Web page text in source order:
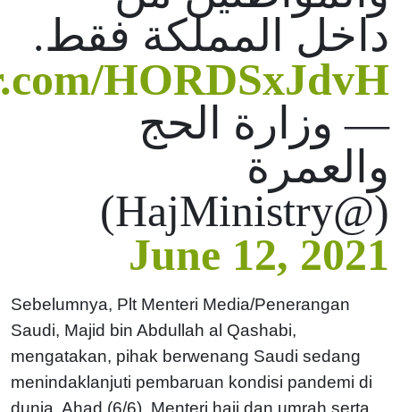
داخل المملكة فقط.
HORDSxJdvH
— وزارة الحج
والعمرة
(@HajMinistry)
June 12, 2021
Sebelumnya, Plt Menteri Media/Penerangan
Saudi, Majid bin Abdullah al Qashabi,
mengatakan, pihak berwenang Saudi sedang
menindaklanjuti pembaruan kondisi pandemi di
dunia, Ahad (6/6). Menteri haji dan umrah serta